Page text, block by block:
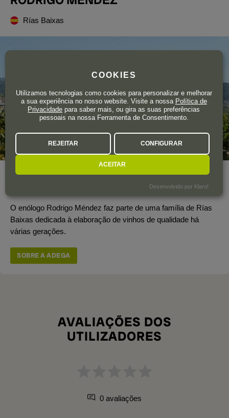
Rías Baixas
Área total de vinha 1 ha.
O enólogo Rodrigo Méndez faz parte de uma família de Rías
Baixas dedicada à elaboração de vinhos de qualidade há
várias gerações.
SOBRE A ADEGA
AVALIAÇÕES DOS
UTILIZADORES
0 avaliações
COOKIES
Utilizamos tecnologias como cookies para personalizar e melhorar
a sua experiência no nosso website. Visite a nossa Política de
Privacidade para saber mais, ou gira as suas preferências
pessoais na nossa Ferramenta de Consentimento.
REJEITAR CONFIGURAR
ACEITAR
Desenvolvido por Klaro!